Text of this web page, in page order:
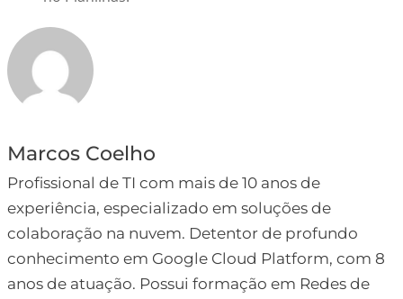
Marcos Coelho
Profissional de TI com mais de 10 anos de
experiência, especializado em soluções de
colaboração na nuvem. Detentor de profundo
conhecimento em Google Cloud Platform, com 8
anos de atuação. Possui formação em Redes de